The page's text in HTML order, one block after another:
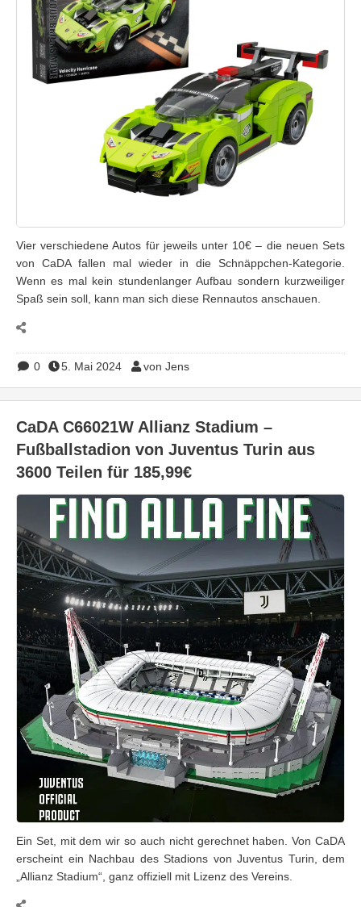
Vier verschiedene Autos für jeweils unter 10€ – die neuen Sets
von CaDA fallen mal wieder in die Schnäppchen-Kategorie.
Wenn es mal kein stundenlanger Aufbau sondern kurzweiliger
Spaß sein soll, kann man sich diese Rennautos anschauen.
0 5. Mai 2024 von Jens
CaDA C66021W Allianz Stadium –
Fußballstadion von Juventus Turin aus
3600 Teilen für 185,99€
Ein Set, mit dem wir so auch nicht gerechnet haben. Von CaDA
erscheint ein Nachbau des Stadions von Juventus Turin, dem
„Allianz Stadium“, ganz offiziell mit Lizenz des Vereins.